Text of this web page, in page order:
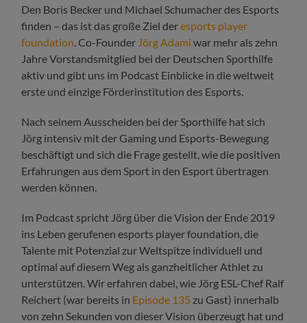
Den Boris Becker und Michael Schumacher des Esports
finden – das ist das große Ziel deresports player
foundation . Co-Founder Jörg Adami war mehr als zehn
Jahre Vorstandsmitglied bei der Deutschen Sporthilfe
aktiv und gibt uns im Podcast Einblicke in die weltweit
erste und einzige Förderinstitution des Esports.
Nach seinem Ausscheiden bei der Sporthilfe hat sich
Jörg intensiv mit der Gaming und Esports-Bewegung
beschäftigt und sich die Frage gestellt, wie die positiven
Erfahrungen aus dem Sport in den Esport übertragen
werden können.
Im Podcast spricht Jörg über die Vision der Ende 2019
ins Leben gerufenen esports player foundation, die
Talente mit Potenzial zur Weltspitze individuell und
optimal auf diesem Weg als ganzheitlicher Athlet zu
unterstützen. Wir erfahren dabei, wie Jörg ESL-Chef Ralf
Reichert (war bereits in Episode 135 zu Gast) innerhalb
von zehn Sekunden von dieser Vision überzeugt hat und